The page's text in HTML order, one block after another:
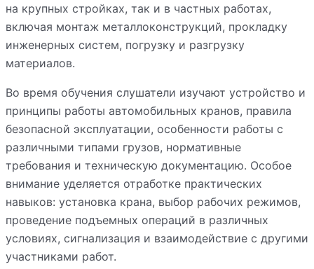
на крупных стройках, так и в частных работах,
включая монтаж металлоконструкций, прокладку
инженерных систем, погрузку и разгрузку
материалов.
Во время обучения слушатели изучают устройство и
принципы работы автомобильных кранов, правила
безопасной эксплуатации, особенности работы с
различными типами грузов, нормативные
требования и техническую документацию. Особое
внимание уделяется отработке практических
навыков: установка крана, выбор рабочих режимов,
проведение подъемных операций в различных
условиях, сигнализация и взаимодействие с другими
участниками работ.